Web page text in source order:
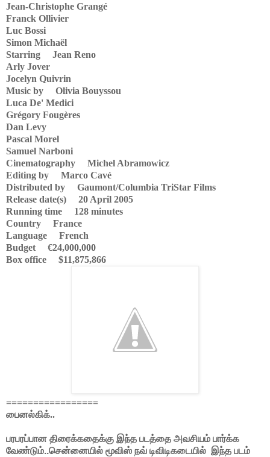
Jean-Christophe Grangé
Franck Ollivier
Luc Bossi
Simon Michaël
Starring Jean Reno
Arly Jover
Jocelyn Quivrin
Music by Olivia Bouyssou
Luca De' Medici
Grégory Fougères
Dan Levy
Pascal Morel
Samuel Narboni
Cinematography Michel Abramowicz
Editing by Marco Cavé
Distributed by Gaumont/Columbia TriStar Films
Release date(s) 20 April 2005
Running time 128 minutes
Country France
Language French
Budget €24,000,000
Box office $11,875,866
=================
பைனல்கிக்..
பரபரப்பான திரைக்கதைக்கு இந்த படத்தை அவசியம் பார்க்க
வேண்டும்..சென்னையில் மூவிஸ் நவ் டிவிடிகடையில் இந்த படம்